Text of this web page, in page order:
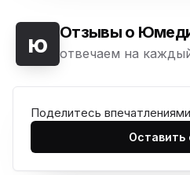
ю Морская набережная,
ю
Юмедиа на
ю
Юмедиа на
ю Отзывы о
отвечаем на
Поделитесь
Оставить